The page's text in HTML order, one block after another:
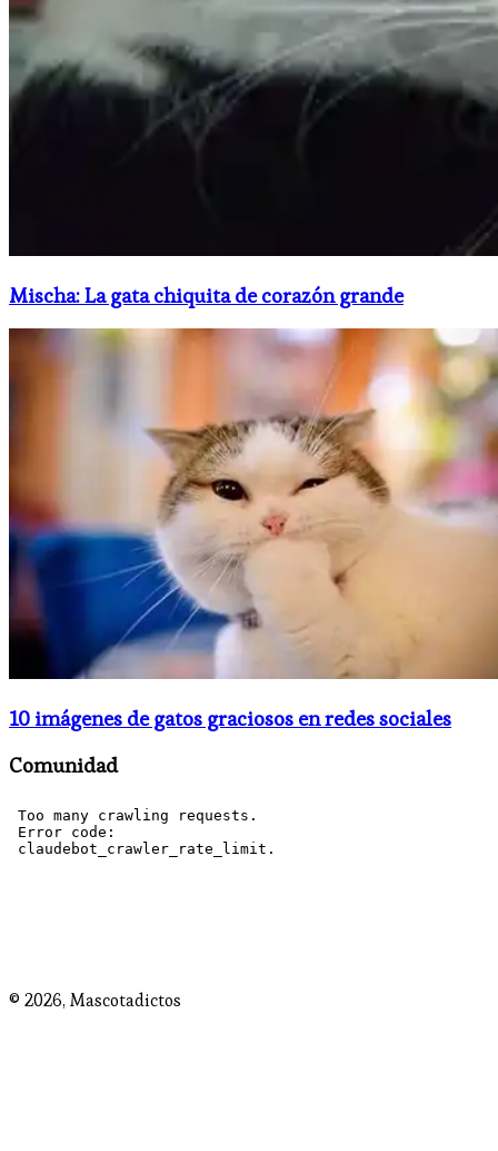
Mischa: La gata chiquita de corazón grande
10 imágenes de gatos graciosos en redes sociales
Comunidad
© 2026, Mascotadictos